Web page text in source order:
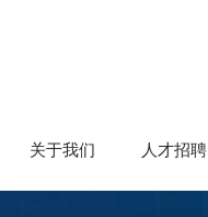
关于我们 人才招聘